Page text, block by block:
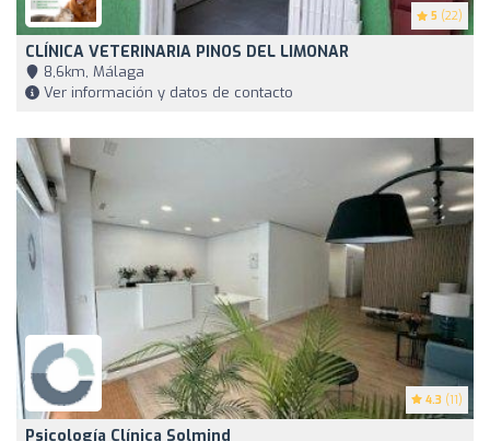
5 (22)
CLÍNICA VETERINARIA PINOS DEL LIMONAR
8,6km, Málaga
Ver información y datos de contacto
4.3 (11)
Psicología Clínica Solmind